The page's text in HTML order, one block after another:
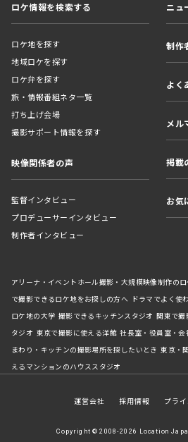
ロケ情報を検索する
ロケ地を探す
地域ロケを探す
ロケ弁を探す
旅・情報番組ネタ一覧
打ち上げ会場
撮影サポート情報を探す
映像関係者の声
監督インタビュー
プロデューサーインタビュー
制作者インタビュー
ニュ
制作
よく
メル
掲載
お気
アリーナ・イベントホール撮影・大規模映像制作の
で撮影できるロケ地をお探しの方へ ドラマでよく使
ロケ地の大学 撮影できるキッチンスタジオ 関東で撮
タジオ 東京で撮影に使える洋館 社長室・役員室・
まわり・キッチンの撮影場所を探したいとき 東京・
えるマンションのハウススタジオ
運営会社 採用情報 プラ
Copyright © 2008-2026 Location